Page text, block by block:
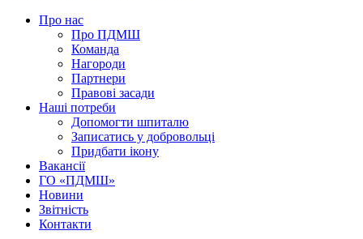
Про нас
Про ПДМШ
Команда
Нагороди
Партнери
Правові засади
Наші потреби
Допомогти шпиталю
Записатись у добровольці
Придбати ікону
Вакансії
ГО «ПДМШ»
Новини
Звітність
Контакти